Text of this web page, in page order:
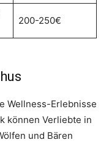
200-250€
Wellness-Erlebnisse
können Verliebte in
und Bären